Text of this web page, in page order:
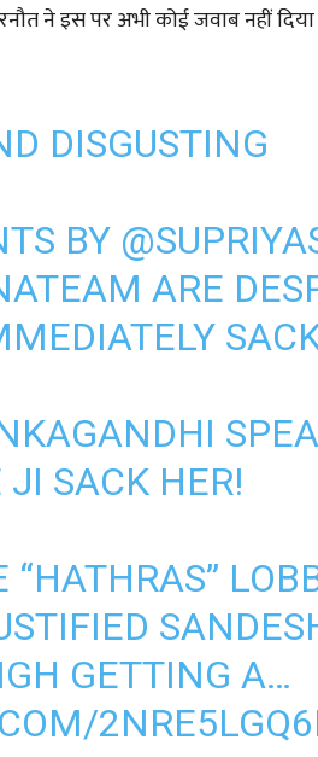
ने इस पर अभी कोई जवाब नहीं दिया
DISGUSTING
BY
ARE
SACK HER!
“HATHRAS”
GETTING A…